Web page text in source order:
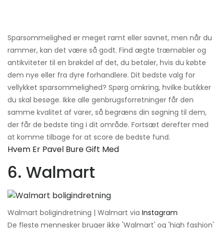
Sparsommelighed er meget ramt eller savnet, men når du
rammer, kan det være så godt. Find ægte træmøbler og
antikviteter til en brøkdel af det, du betaler, hvis du købte
dem nye eller fra dyre forhandlere. Dit bedste valg for
vellykket sparsommelighed? Spørg omkring, hvilke butikker
du skal besøge. Ikke alle genbrugsforretninger får den
samme kvalitet af varer, så begræns din søgning til dem,
der får de bedste ting i dit område. Fortsæt derefter med
at komme tilbage for at score de bedste fund.
Hvem Er Pavel Bure Gift Med
6. Walmart
Walmart boligindretning | Walmart via Instagram
De fleste mennesker bruger ikke 'Walmart' og 'high fashion'